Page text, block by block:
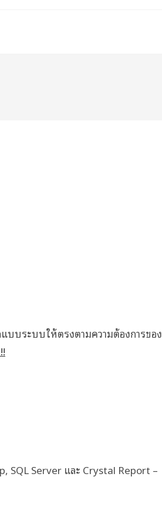
บบระบบให้ตรงตามความต้องการของ
SQL Server และ Crystal Report –